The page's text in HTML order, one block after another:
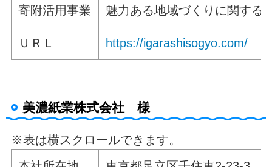
寄附活用事業 魅力ある地域づくりに関する
ＵＲＬ https://igarashisogyo.com/
美濃紙業株式会社 様
※表は横スクロールできます。